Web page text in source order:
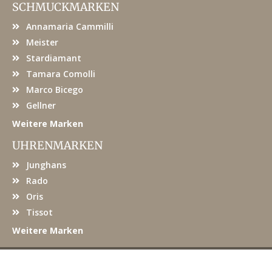
e
b
o
SCHMUCKMARKEN
Annamaria Cammilli
Meister
Stardiamant
Tamara Comolli
Marco Bicego
Gellner
Weitere Marken
UHRENMARKEN
Junghans
Rado
Oris
Tissot
Weitere Marken